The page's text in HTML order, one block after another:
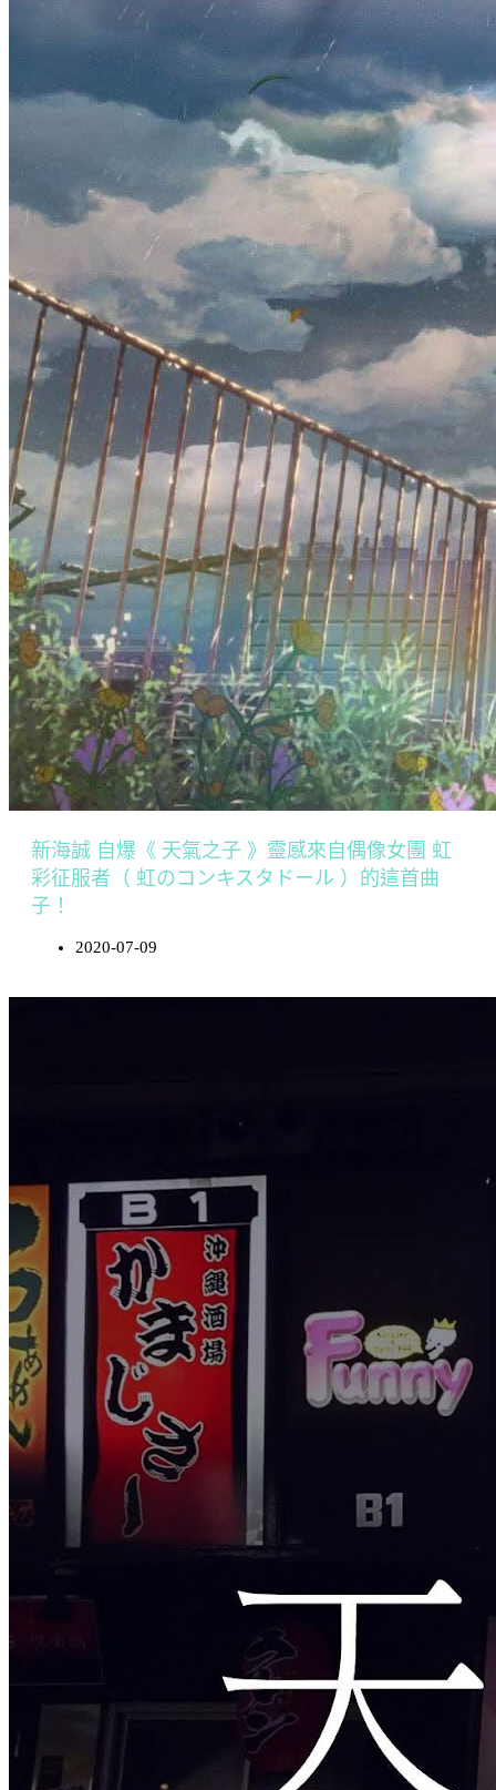
新海誠 自爆《 天氣之子 》靈感來自偶像女團 虹
彩征服者（ 虹のコンキスタドール ）的這首曲
子！
2020-07-09